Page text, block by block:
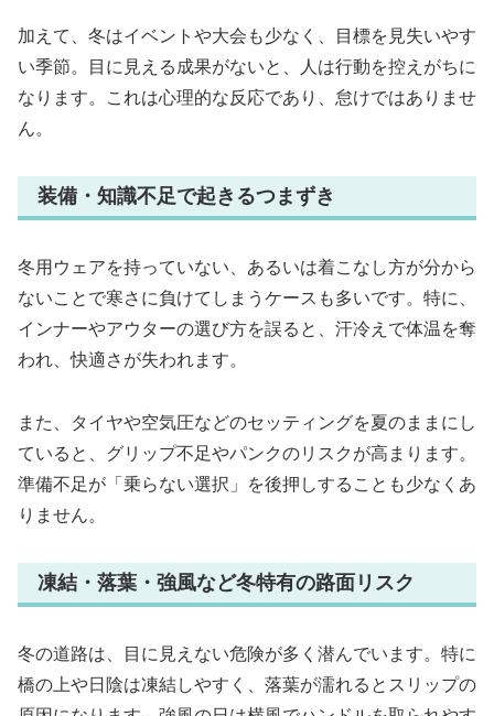
加えて、冬はイベントや大会も少なく、目標を見失いやす
い季節。目に見える成果がないと、人は行動を控えがちに
なります。これは心理的な反応であり、怠けではありませ
ん。
装備・知識不足で起きるつまずき
冬用ウェアを持っていない、あるいは着こなし方が分から
ないことで寒さに負けてしまうケースも多いです。特に、
インナーやアウターの選び方を誤ると、汗冷えで体温を奪
われ、快適さが失われます。
また、タイヤや空気圧などのセッティングを夏のままにし
ていると、グリップ不足やパンクのリスクが高まります。
準備不足が「乗らない選択」を後押しすることも少なくあ
りません。
凍結・落葉・強風など冬特有の路面リスク
冬の道路は、目に見えない危険が多く潜んでいます。特に
橋の上や日陰は凍結しやすく、落葉が濡れるとスリップの